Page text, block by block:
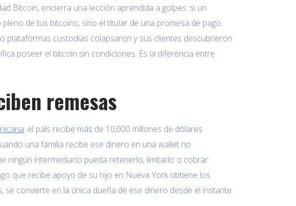
Bitcoin, encierra una lección aprendida a golpes: si un
de tus bitcoins, sino el titular de una promesa de pago.
custodias colapsaron y sus clientes descubrieron
poseer el bitcoin sin condiciones. Es la diferencia entre
remesas
: el país recibe más de 10,000 millones de dólares
una familia recibe ese dinero en una wallet no
ningún intermediario pueda retenerlo, limitarlo o cobrar
que recibe apoyo de su hijo en Nueva York obtiene los
se convierte en la única dueña de ese dinero desde el instante